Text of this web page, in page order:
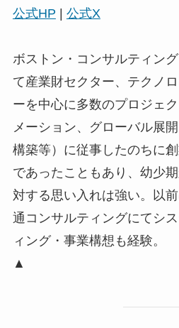
公式HP
公式X
ボストン・コンサルティン
て産業財セクター、テクノ
ーを中心に多数のプロジェ
メーション、グローバル展
構築等）に従事したのちに
であったこともあり、幼少
対する思い入れは強い。以
通コンサルティングにてシ
ィング・事業構想も経験。
▲